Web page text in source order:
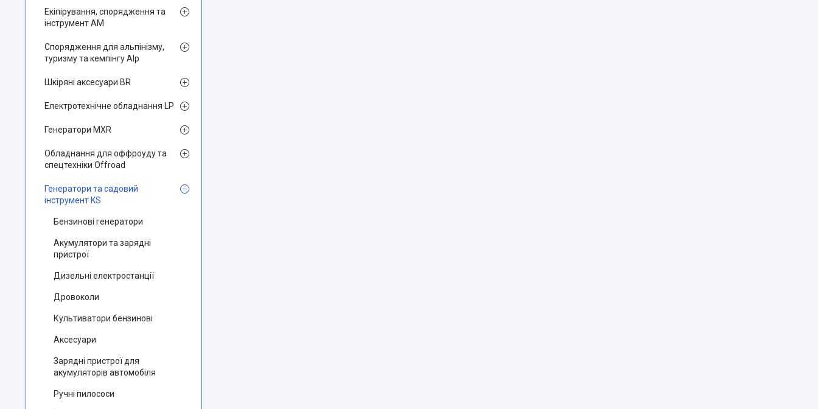
Екіпірування, спорядження та
інструмент AM
Спорядження для альпінізму,
туризму та кемпінгу Alp
Шкіряні аксесуари BR
Електротехнічне обладнання LP
Генератори MXR
Обладнання для оффроуду та
спецтехніки Offroad
Генератори та садовий
інструмент KS
Бензинові генератори
Акумулятори та зарядні
пристрої
Дизельні електростанції
Дровоколи
Культиватори бензинові
Аксесуари
Зарядні пристрої для
акумуляторів автомобіля
Ручні пилососи